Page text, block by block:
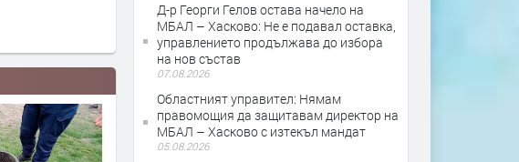
Д-р Георги Гелов остава начело на
МБАЛ – Хасково: Не е подавал оставка,
управлението продължава до избора
на нов състав
07.08.2026
Областният управител: Нямам
правомощия да защитавам директор на
МБАЛ – Хасково с изтекъл мандат
05.08.2026